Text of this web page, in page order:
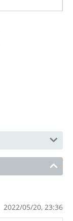
2022/05/20, 23:36